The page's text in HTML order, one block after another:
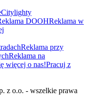
Citylighty
DOOHReklama w
Reklama przy
Reklama na
więcej o nas!Pracuj z
z o.o. - wszelkie prawa